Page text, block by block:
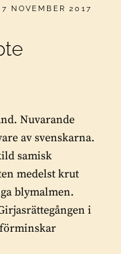
PUBLICERAT
7 NOVEMBER 2017
Nuvarande
av svenskarna.
samisk
medelst krut
blymalmen.
i